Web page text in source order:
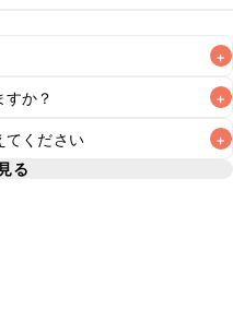
+
べくお早めにお召し上が
か？ +
存することをおすすめい
を作ることをおすすめい
てください +
る